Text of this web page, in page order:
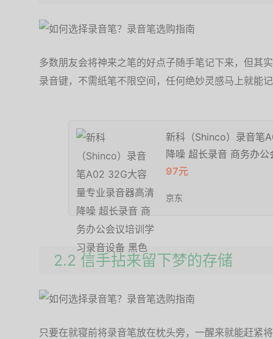
多数朋友会将神来之笔的好点子随手笔记下来，但其
录音键，不需纸笔不限空间，任何绝妙灵感马上就能
新科（Shinco）录音笔
降噪 超长录音 商务办
97元
京东
2.2 信手拈来留下梦的存储
只要在就寝前将录音笔放在枕头旁，一醒来就能赶紧